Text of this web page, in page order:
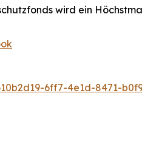
wird ein
6ff7-4e1d-8471-